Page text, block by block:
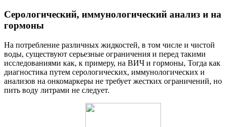
Серологический, иммунологический анализ и на
гормоны
На потребление различных жидкостей, в том числе и чистой
воды, существуют серьезные ограничения и перед такими
исследованиями как, к примеру, на ВИЧ и гормоны, Тогда как
диагностика путем серологических, иммунологических и
анализов на онкомаркеры не требует жестких ограничений, но
пить воду литрами не следует.